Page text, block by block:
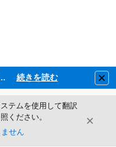
ており、ご連絡までにお時間を頂戴しております 続きを読む
テムを使用して翻訳
ください。
せん
閉じる